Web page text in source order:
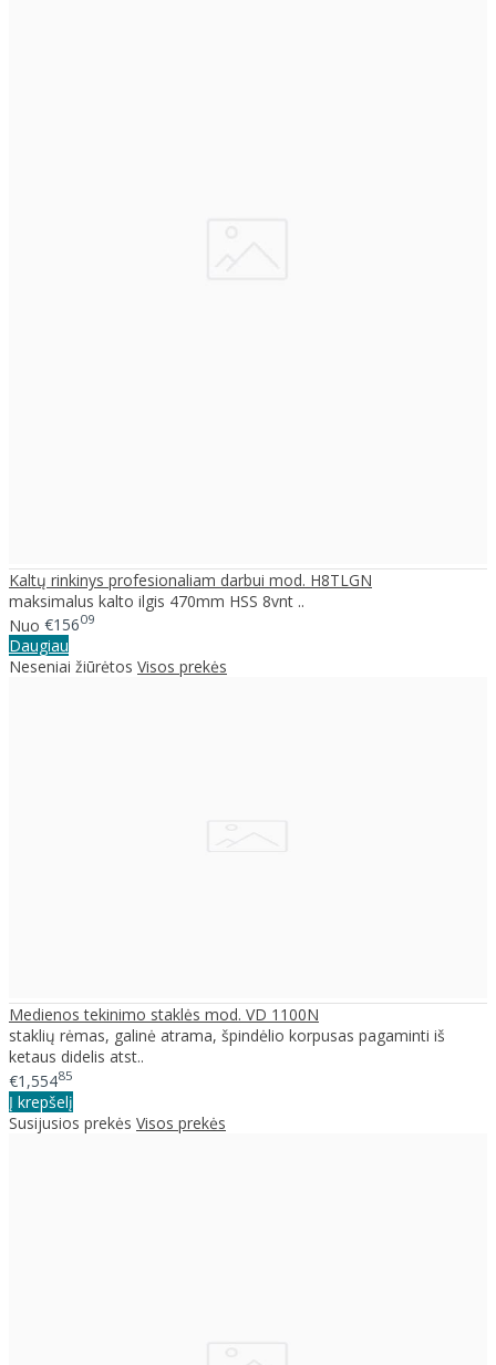
Kaltų rinkinys profesionaliam darbui mod. H8TLGN
maksimalus kalto ilgis 470mm HSS 8vnt ..
Nuo €15609
Daugiau
Neseniai žiūrėtos Visos prekės
Medienos tekinimo staklės mod. VD 1100N
staklių rėmas, galinė atrama, špindėlio korpusas pagaminti iš
ketaus didelis atst..
€1,55485
Į krepšelį
Susijusios prekės Visos prekės